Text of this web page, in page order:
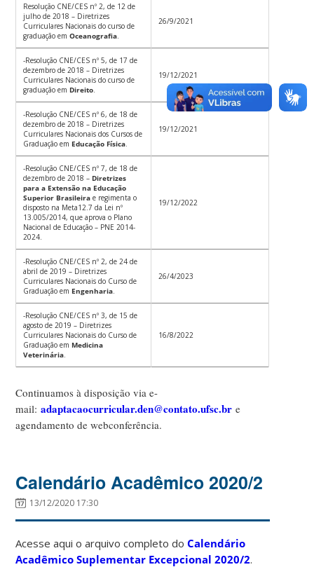
Resolução CNE/CES nº 2, de 12 de
julho de 2018 – Diretrizes
Curriculares Nacionais do curso de
graduação emOceanografia
26/9/2021
-Resolução CNE/CES nº 5, de 17 de
dezembro de 2018 – Diretrizes
Curriculares Nacionais do curso de
graduação em Direito
19/12/2021
-Resolução CNE/CES nº 6, de 18 de
dezembro de 2018 – Diretrizes
Curriculares Nacionais dos Cursos de
Graduação em Educação Física
19/12/2021
-Resolução CNE/CES nº 7, de 18 de
dezembro de 2018 – Diretrizes
para a Extensão na Educação
Superior Brasileira e regimenta o
disposto na Meta12.7 da Lei nº
13.005/2014, que aprova o Plano
Nacional de Educação – PNE 2014-
2024.
19/12/2022
-Resolução CNE/CES nº 2, de 24 de
abril de 2019 – Diretrizes
Curriculares Nacionais do Curso de
Graduação em Engenharia
26/4/2023
-Resolução CNE/CES nº 3, de 15 de
agosto de 2019 – Diretrizes
Curriculares Nacionais do Curso de
Graduação em Medicina
Veterinária
16/8/2022
Continuamos à disposição via e-
mail:adaptacaocurricular.den@contato.ufsc.br e
agendamento de webconferência.
Calendário Acadêmico 2020/2
13/12/2020 17:30
Acesse aqui o arquivo completo doCalendário
Acadêmico Suplementar Excepcional 2020/2.